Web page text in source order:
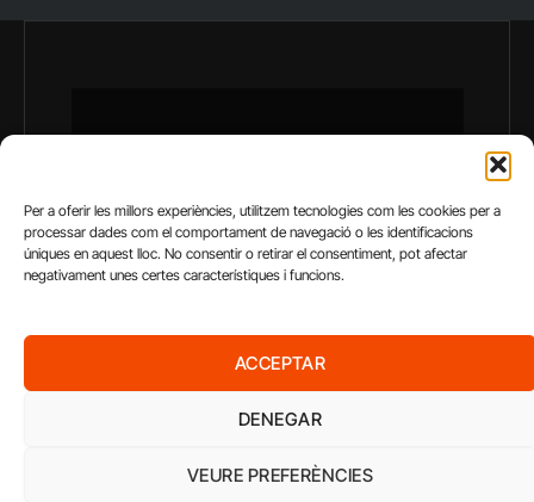
Per a oferir les millors experiències, utilitzem tecnologies com les cookies per a
processar dades com el comportament de navegació o les identificacions
úniques en aquest lloc. No consentir o retirar el consentiment, pot afectar
negativament unes certes característiques i funcions.
ACCEPTAR
DENEGAR
VEURE PREFERÈNCIES